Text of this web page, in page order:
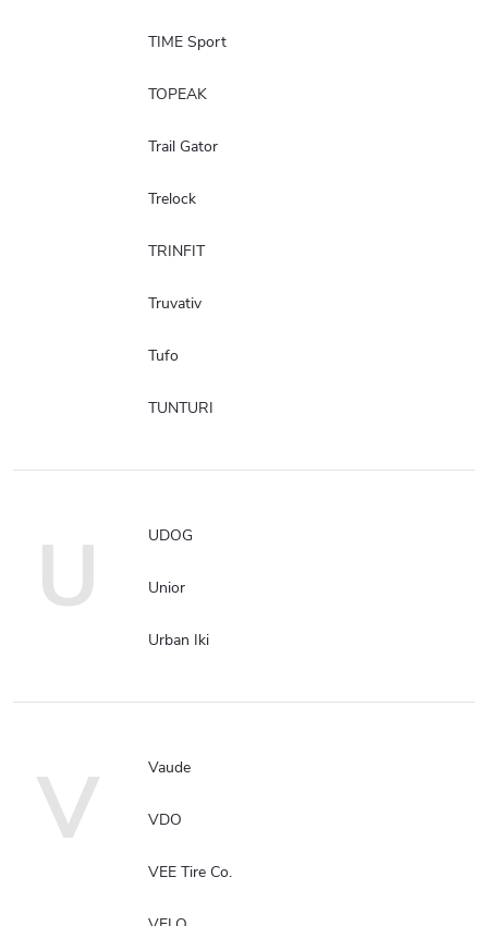
TIME Sport
TOPEAK
Trail Gator
Trelock
TRINFIT
Truvativ
Tufo
TUNTURI
U UDOG
Unior
Urban Iki
V Vaude
VDO
VEE Tire Co.